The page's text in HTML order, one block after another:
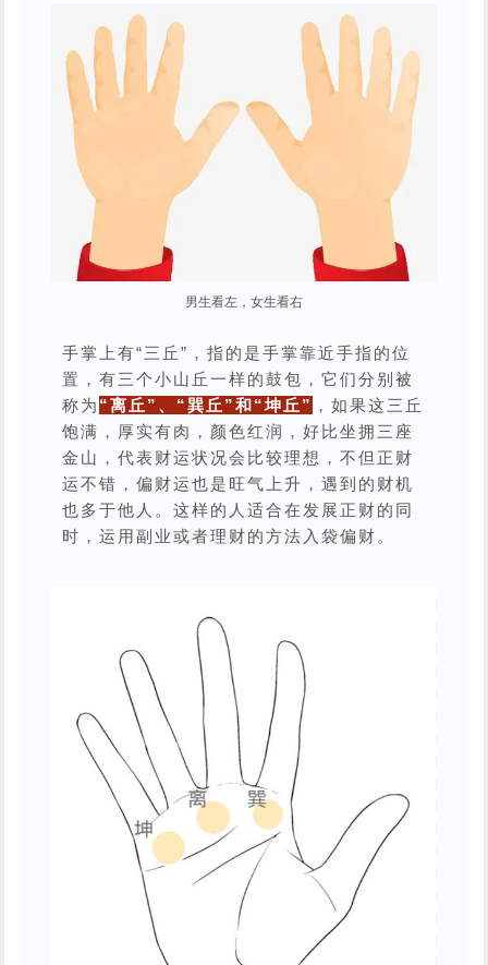
男生看左，女生看右
手掌上有“三丘”，指的是手掌靠近手指的位
置，有三个小山丘一样的鼓包，它们分别被
称为 “离丘”、“巽丘”和“坤丘” ，如果这三丘
饱满，厚实有肉，颜色红润，好比坐拥三座
金山，代表财运状况会比较理想，不但正财
运不错，偏财运也是旺气上升，遇到的财机
也多于他人。这样的人适合在发展正财的同
时，运用副业或者理财的方法入袋偏财。